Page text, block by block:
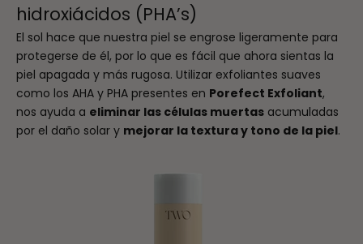
hidroxiácidos (PHA’s)
El sol hace que nuestra piel se engrose ligeramente para
protegerse de él, por lo que es fácil que ahora sientas la
piel apagada y más rugosa. Utilizar exfoliantes suaves
como los AHA y PHA presentes en Porefect Exfoliant,
nos ayuda a eliminar las células muertas acumuladas
por el daño solar y mejorar la textura y tono de la piel.